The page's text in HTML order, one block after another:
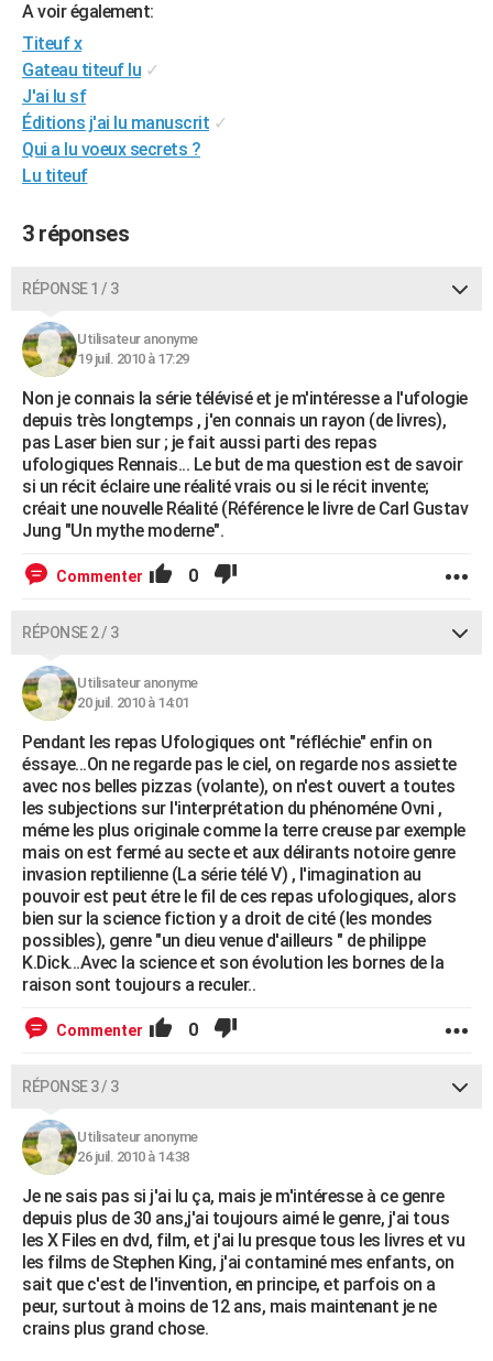
CARTE DE VOEUX
Carte de Noël
Carte Bonne année
Carte Saint-Valentin
Carte Pâques
Carte d'anniversaire
DICTIONNAIRE
Dictionnaire
Biographies
Citations
Expressions
Proverbes
PROGRAMME TV
COPAINS D'AVANT
AVIS DE DÉCÈS
A voir également:
Titeuf x
Gateau titeuf lu ✓
J'ai lu sf
Éditions j'ai lu manuscrit ✓
Qui a lu voeux secrets ?
Lu titeuf
3 réponses
RÉPONSE 1 / 3
Utilisateur anonyme
19 juil. 2010 à 17:29
Non je connais la série télévisé et je m'intéresse a l'ufologie
depuis très longtemps , j'en connais un rayon (de livres),
pas Laser bien sur ; je fait aussi parti des repas
ufologiques Rennais... Le but de ma question est de savoir
si un récit éclaire une réalité vrais ou si le récit invente;
créait une nouvelle Réalité (Référence le livre de Carl Gustav
Jung "Un mythe moderne".
Commenter 0
RÉPONSE 2 / 3
Utilisateur anonyme
20 juil. 2010 à 14:01
Pendant les repas Ufologiques ont "réfléchie" enfin on
éssaye...On ne regarde pas le ciel, on regarde nos assiette
avec nos belles pizzas (volante), on n'est ouvert a toutes
les subjections sur l'interprétation du phénoméne Ovni ,
méme les plus originale comme la terre creuse par exemple
mais on est fermé au secte et aux délirants notoire genre
invasion reptilienne (La série télé V) , l'imagination au
pouvoir est peut étre le fil de ces repas ufologiques, alors
bien sur la science fiction y a droit de cité (les mondes
possibles), genre "un dieu venue d'ailleurs " de philippe
K.Dick...Avec la science et son évolution les bornes de la
raison sont toujours a reculer..
Commenter 0
RÉPONSE 3 / 3
Utilisateur anonyme
26 juil. 2010 à 14:38
Je ne sais pas si j'ai lu ça, mais je m'intéresse à ce genre
depuis plus de 30 ans,j'ai toujours aimé le genre, j'ai tous
les X Files en dvd, film, et j'ai lu presque tous les livres et vu
les films de Stephen King, j'ai contaminé mes enfants, on
sait que c'est de l'invention, en principe, et parfois on a
peur, surtout à moins de 12 ans, mais maintenant je ne
crains plus grand chose.